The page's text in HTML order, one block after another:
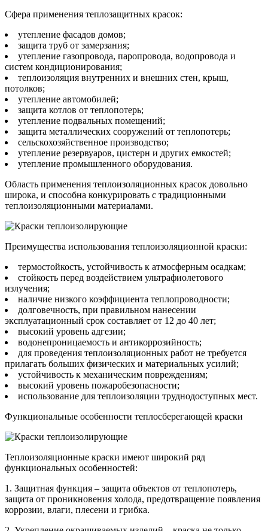
Сфера применения теплозащитных красок:
утепление фасадов домов;
защита труб от замерзания;
утепление газопровода, паропровода, водопровода и
систем кондиционирования;
теплоизоляция внутренних и внешних стен, крыш,
потолков;
утепление автомобилей;
защита котлов от теплопотерь;
утепление подвальных помещений;
защита металлических сооружений от теплопотерь;
сельскохозяйственное производство;
утепление резервуаров, цистерн и других емкостей;
утепление промышленного оборудования.
Область применения теплоизоляционных красок довольно
широка, и способна конкурировать с традиционными
теплоизоляционными материалами.
Преимущества использования теплоизоляционной краски:
термостойкость, устойчивость к атмосферным осадкам;
стойкость перед воздействием ультрафиолетового
излучения;
наличие низкого коэффициента теплопроводности;
долговечность, при правильном нанесении
эксплуатационный срок составляет от 12 до 40 лет;
высокий уровень адгезии;
водонепроницаемость и антикоррозийность;
для проведения теплоизоляционных работ не требуется
прилагать больших физических и материальных усилий;
устойчивость к механическим повреждениям;
высокий уровень пожаробезопасности;
использование для теплоизоляции труднодоступных мест.
Функциональные особенности теплосберегающей краски
Теплоизоляционные краски имеют широкий ряд
функциональных особенностей:
1. Защитная функция – защита объектов от теплопотерь,
защита от проникновения холода, предотвращение появления
коррозии, влаги, плесени и грибка.